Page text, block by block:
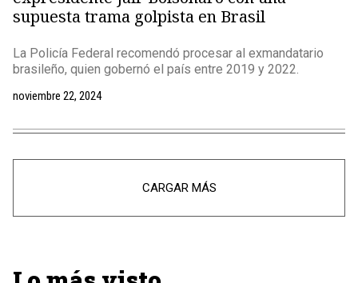
supuesta trama golpista en Brasil
La Policía Federal recomendó procesar al exmandatario
brasileño, quien gobernó el país entre 2019 y 2022.
noviembre 22, 2024
CARGAR MÁS